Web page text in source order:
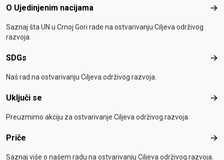
Footer menu
O Ujedinjenim nacijama O
Saznaj šta UN u Crnoj Gori rade na ostvarivanju Ciljeva održivog
razvoja.
SDGs
Naš rad na ostvarivanju Ciljeva održivog razvoja.
Uključi se
Preuzmimo akciju za ostvarivanje Ciljeva održivog razvoja
Priče
Saznaj više o našem radu na ostvarivanju Ciljeva održivog razvoja.